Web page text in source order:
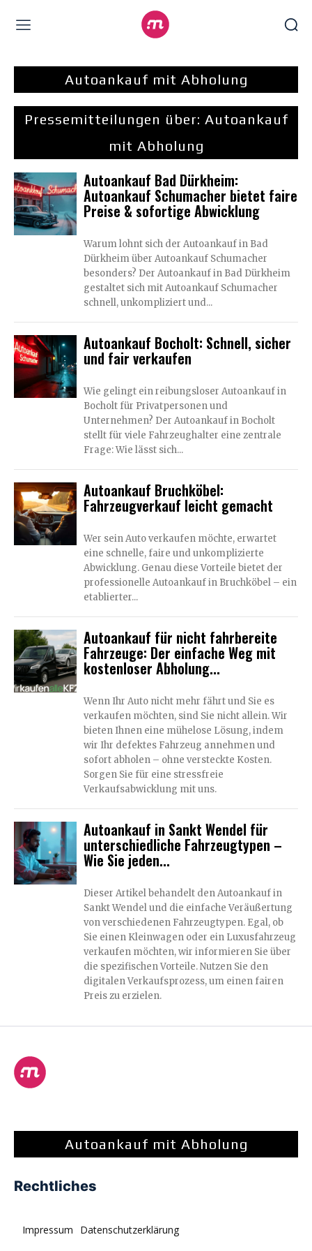
Autoankauf mit Abholung
Pressemitteilungen über: Autoankauf
mit Abholung
Autoankauf Bad Dürkheim:
Autoankauf Schumacher bietet faire
Preise & sofortige Abwicklung
Warum lohnt sich der Autoankauf in Bad
Dürkheim über Autoankauf Schumacher
besonders? Der Autoankauf in Bad Dürkheim
gestaltet sich mit Autoankauf Schumacher
schnell, unkompliziert und...
Autoankauf Bocholt: Schnell, sicher
und fair verkaufen
Wie gelingt ein reibungsloser Autoankauf in
Bocholt für Privatpersonen und
Unternehmen? Der Autoankauf in Bocholt
stellt für viele Fahrzeughalter eine zentrale
Frage: Wie lässt sich...
Autoankauf Bruchköbel:
Fahrzeugverkauf leicht gemacht
Wer sein Auto verkaufen möchte, erwartet
eine schnelle, faire und unkomplizierte
Abwicklung. Genau diese Vorteile bietet der
professionelle Autoankauf in Bruchköbel – ein
etablierter...
Autoankauf für nicht fahrbereite
Fahrzeuge: Der einfache Weg mit
kostenloser Abholung...
Wenn Ihr Auto nicht mehr fährt und Sie es
verkaufen möchten, sind Sie nicht allein. Wir
bieten Ihnen eine mühelose Lösung, indem
wir Ihr defektes Fahrzeug annehmen und
sofort abholen – ohne versteckte Kosten.
Sorgen Sie für eine stressfreie
Verkaufsabwicklung mit uns.
Autoankauf in Sankt Wendel für
unterschiedliche Fahrzeugtypen –
Wie Sie jeden...
Dieser Artikel behandelt den Autoankauf in
Sankt Wendel und die einfache Veräußertung
von verschiedenen Fahrzeugtypen. Egal, ob
Sie einen Kleinwagen oder ein Luxusfahrzeug
verkaufen möchten, wir informieren Sie über
die spezifischen Vorteile. Nutzen Sie den
digitalen Verkaufsprozess, um einen fairen
Preis zu erzielen.
Autoankauf mit Abholung
Rechtliches
Impressum Datenschutzerklärung